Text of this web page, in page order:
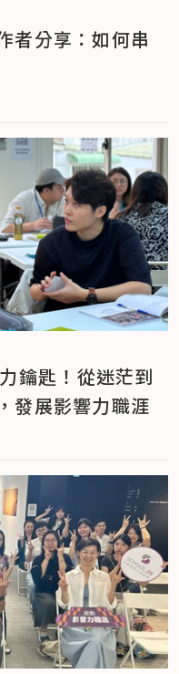
者分享：如何串
鑰匙！從迷茫到
發展影響力職涯